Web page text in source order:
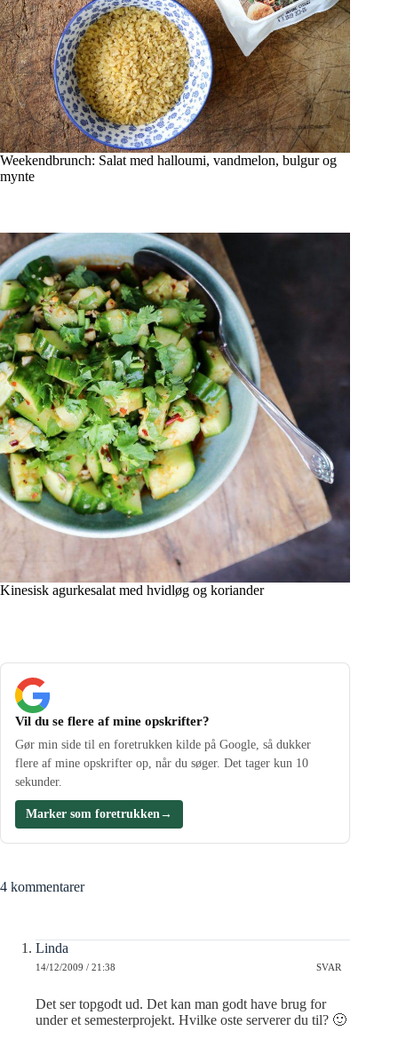
Weekendbrunch: Salat med halloumi, vandmelon, bulgur og
mynte
Kinesisk agurkesalat med hvidløg og koriander
Vil du se flere af mine opskrifter?
Gør min side til en foretrukken kilde på Google, så dukker
flere af mine opskrifter op, når du søger. Det tager kun 10
sekunder.
Marker som foretrukken →
4 kommentarer
Linda
14/12/2009 / 21:38 SVAR
Det ser topgodt ud. Det kan man godt have brug for
under et semesterprojekt. Hvilke oste serverer du til? 🙂